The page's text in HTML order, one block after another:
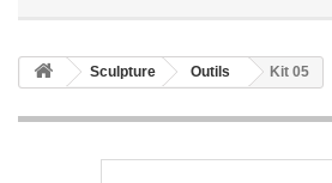
Sculpture Outils Kit 05